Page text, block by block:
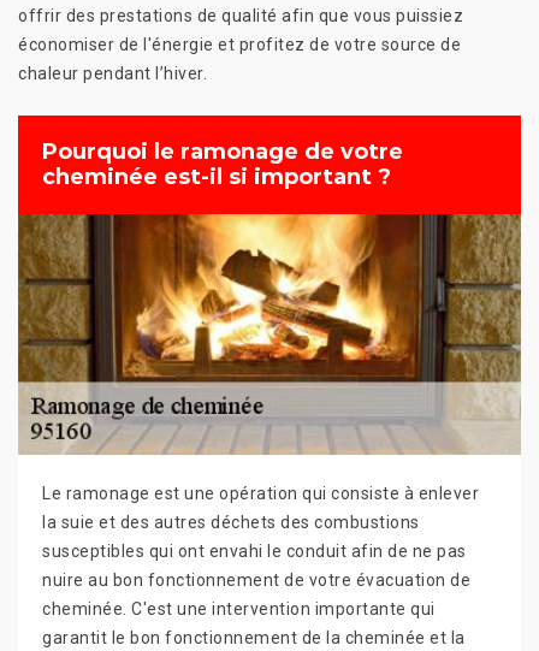
offrir des prestations de qualité afin que vous puissiez
économiser de l'énergie et profitez de votre source de
chaleur pendant l’hiver.
Pourquoi le ramonage de votre
cheminée est-il si important ?
Le ramonage est une opération qui consiste à enlever
la suie et des autres déchets des combustions
susceptibles qui ont envahi le conduit afin de ne pas
nuire au bon fonctionnement de votre évacuation de
cheminée. C'est une intervention importante qui
garantit le bon fonctionnement de la cheminée et la